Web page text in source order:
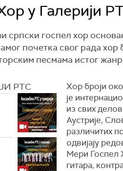
у Галерији
српски госпел хор
почетка свог рада хор
песмама истог
РТС
Хор броји
је
из свих
Аустрије,
различитих
одвијају
Мери Госпел
гитара,